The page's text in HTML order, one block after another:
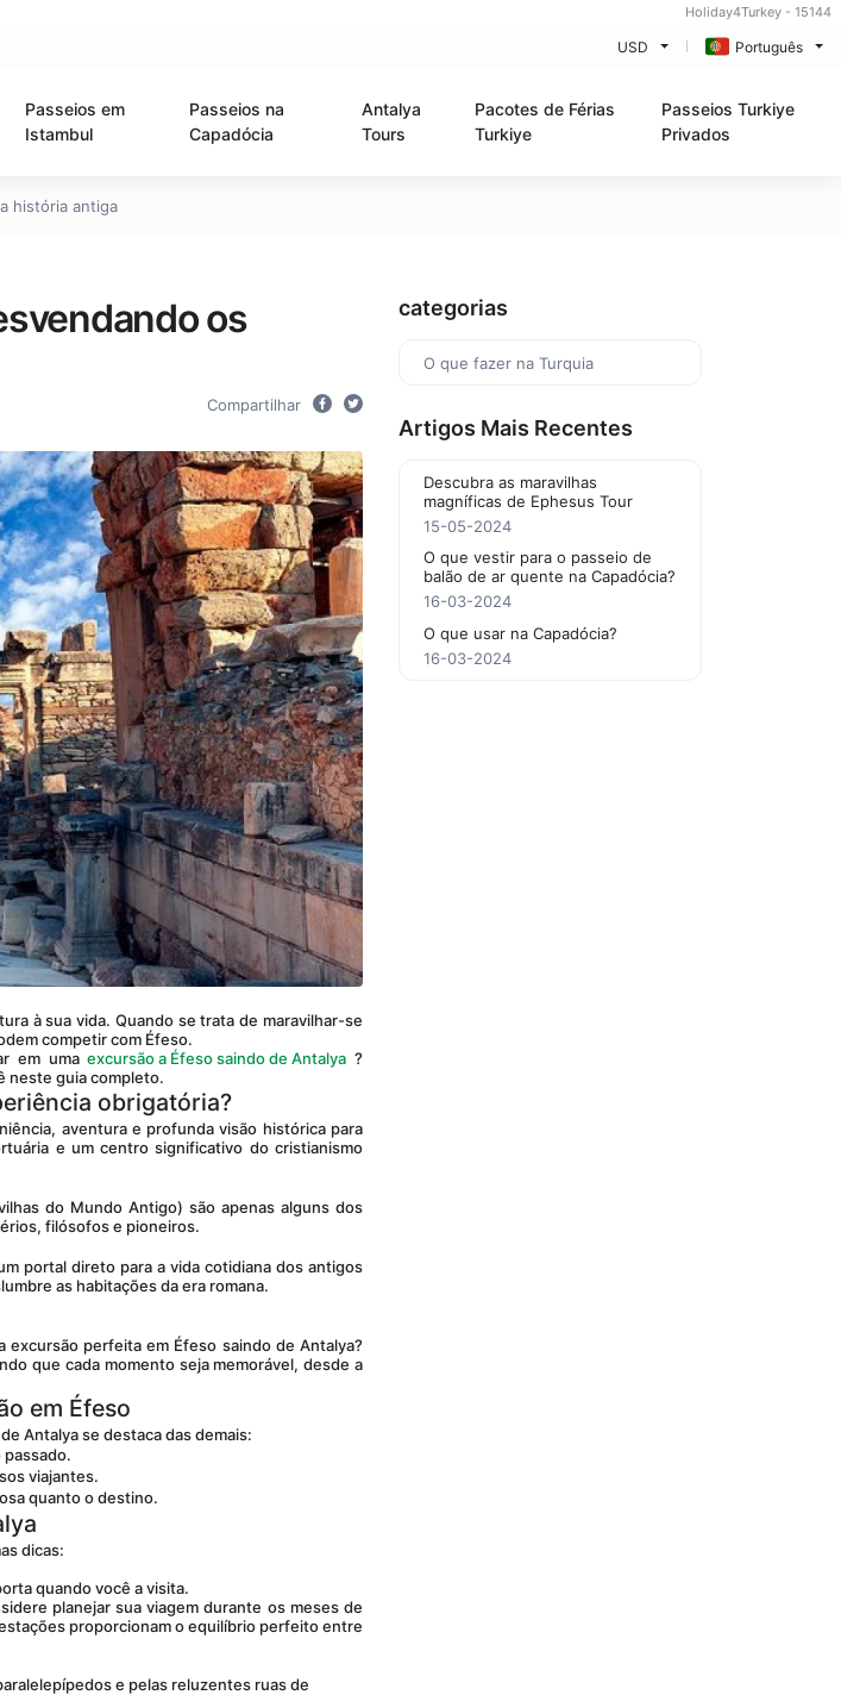
Holiday4Turkey - 15144
USD Português
Passeios em
Istambul
Passeios na
Capadócia
Antalya
Tours
Pacotes de Férias
Turkiye
Passeios Turkiye
Privados
história antiga
os
Compartilhar
à sua vida. Quando se trata de maravilhar-se
competir com Éfeso.
em uma excursão a Éfeso saindo de Antalya ?
neste guia completo.
obrigatória?
e um centro significativo do cristianismo
filósofos e pioneiros.
portal direto para a vida cotidiana dos antigos
as habitações da era romana.
que cada momento seja memorável, desde a
em Éfeso
Antalya se destaca das demais:
viajantes.
quanto o destino.
dicas:
quando você a visita.
proporcionam o equilíbrio perfeito entre
e pelas reluzentes ruas de
categorias
O que fazer na Turquia
Artigos Mais Recentes
Descubra as maravilhas
magníficas de Ephesus Tour
15-05-2024
O que vestir para o passeio de
balão de ar quente na Capadócia?
16-03-2024
O que usar na Capadócia?
16-03-2024